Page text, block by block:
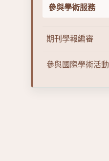
參與學術服務
期刊學報編審
參與國際學術活動